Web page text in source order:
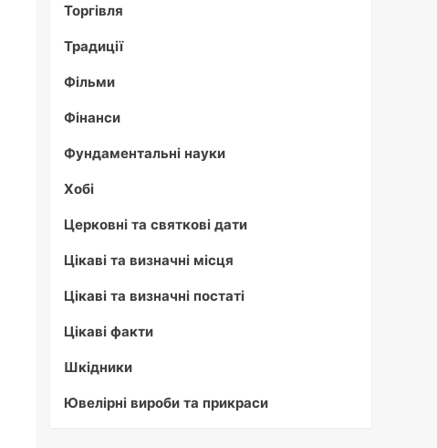
Торгівля
Традиції
Фільми
Фінанси
Фундаментальні науки
Хобі
Церковні та святкові дати
Цікаві та визначні місця
Цікаві та визначні постаті
Цікаві факти
Шкідники
Ювелірні вироби та прикраси